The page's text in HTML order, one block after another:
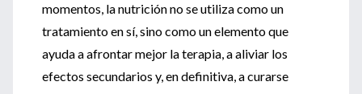
momentos, la nutrición no se utiliza como un
tratamiento en sí, sino como un elemento que
ayuda a afrontar mejor la terapia, a aliviar los
efectos secundarios y, en definitiva, a curarse